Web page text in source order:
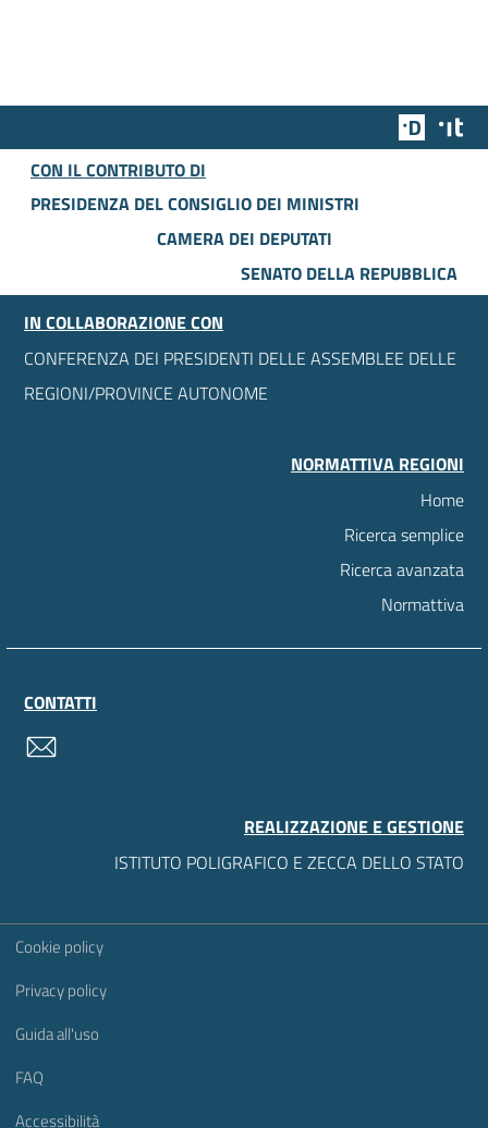
Team
CON IL CONTRIBUTO DI
PRESIDENZA DEL CONSIGLIO DEI MINISTRI
CAMERA DEI DEPUTATI
SENATO DELLA REPUBBLICA
IN COLLABORAZIONE CON
CONFERENZA DEI PRESIDENTI DELLE ASSEMBLEE DELLE
REGIONI/PROVINCE AUTONOME
NORMATTIVA REGIONI
Home
Ricerca semplice
Ricerca avanzata
Normattiva
CONTATTI
REALIZZAZIONE E GESTIONE
ISTITUTO POLIGRAFICO E ZECCA DELLO STATO
Sezione Link Utili
Cookie policy
Privacy policy
Guida all'uso
FAQ
Accessibilità